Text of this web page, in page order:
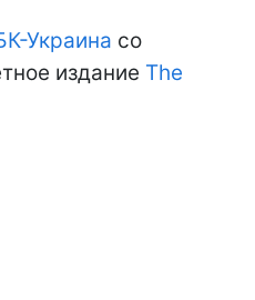
Украина со
издание The